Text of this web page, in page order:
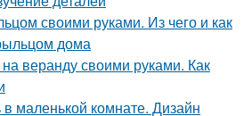
своими руками. Из чего и как
дома
веранду своими руками. Как
маленькой комнате. Дизайн